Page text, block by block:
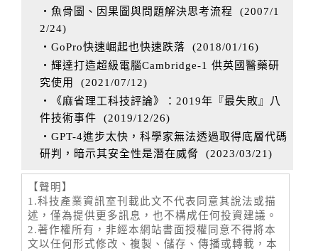
‧魚骨圖、因果圖與問題解決思考流程
(2007/1
2/24)
‧GoPro快速崛起也快速跌落 (2018/01/16)
‧輝達打造超級電腦Cambridge-1 供英國醫藥研
究使用
(2021/07/12)
‧《麻省理工科技評論》：2019年『最失敗』八
件技術事件 (2019/12/26)
‧GPT-4進步太快，科學家無法透過取得底層代碼
研判，暗示其安全性是潛在威脅
(2023/03/21)
【聲明】
1.科技產業資訊室刊載此文不代表同意其說法或描
述，僅為提供更多訊息，也不構成任何投資建議。
2.著作權所有，非經本網站書面授權同意不得將本
文以任何形式修改、複製、儲存、傳播或轉載，本